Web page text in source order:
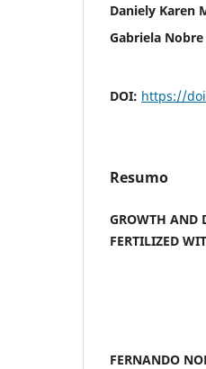
Daniely Karen
Gabriela
DOI: https://
Resumo
GROWTH AND
FERTILIZED
FERNANDO